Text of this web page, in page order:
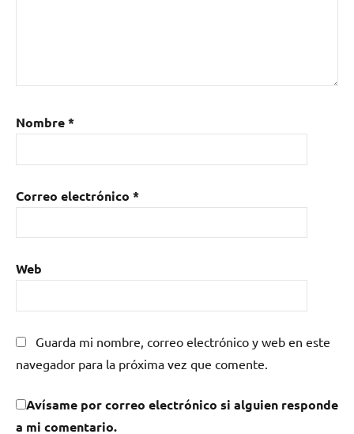
Nombre*
Correo electrónico *
Web
Guarda mi nombre, correo electrónico y web en este
navegador para la próxima vez que comente.
Avísame por correo electrónico si alguien responde
a mi comentario.